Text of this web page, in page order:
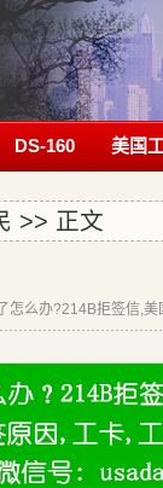
DS-160 美国
>> 正文
怎么办?214B拒签信,